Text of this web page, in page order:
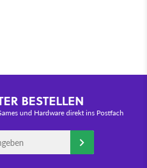
BESTELLEN
und Hardware direkt ins Postfach